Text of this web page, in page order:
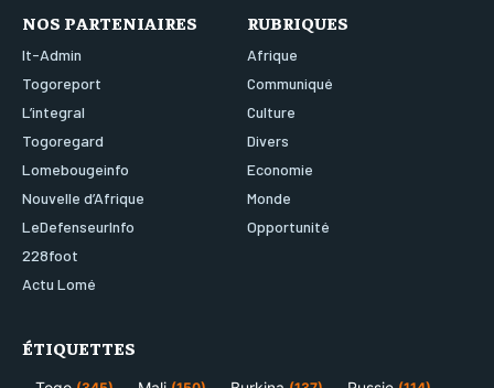
NOS PARTENIAIRES
It-Admin
Togoreport
L’integral
Togoregard
Lomebougeinfo
Nouvelle d’Afrique
LeDefenseurInfo
228foot
Actu Lomé
RUBRIQUES
Afrique
Communiqué
Culture
Divers
Economie
Monde
Opportunité
ÉTIQUETTES